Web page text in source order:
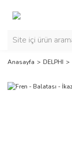
Anasayfa DELPHI